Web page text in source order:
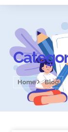
Home Blog